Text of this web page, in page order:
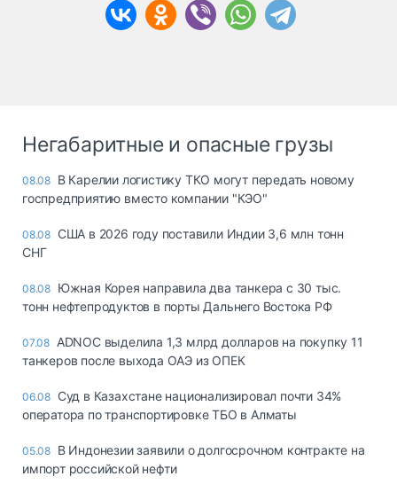
Негабаритные и опасные грузы
08.08 В Карелии логистику ТКО могут передать новому
госпредприятию вместо компании "КЭО"
08.08 США в 2026 году поставили Индии 3,6 млн тонн
СНГ
08.08 Южная Корея направила два танкера с 30 тыс.
тонн нефтепродуктов в порты Дальнего Востока РФ
07.08 ADNOC выделила 1,3 млрд долларов на покупку 11
танкеров после выхода ОАЭ из ОПЕК
06.08 Суд в Казахстане национализировал почти 34%
оператора по транспортировке ТБО в Алматы
05.08 В Индонезии заявили о долгосрочном контракте на
импорт российской нефти